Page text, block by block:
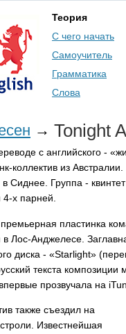
Теория
С чего начать
Самоучитель
Грамматика
Слова
→ Tonight
с английского -
коллектив из Австралии.
Сиднее. Группа -
4-х парней.
пластинка
Лос-Анджелесе.
диска - «Starlight»
текста композиции
прозвучала на
также съездил на
Известнейшая